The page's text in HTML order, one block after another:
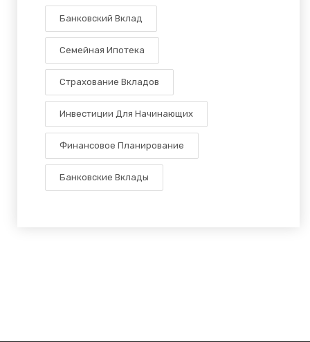
Банковский Вклад
Семейная Ипотека
Страхование Вкладов
Инвестиции Для Начинающих
Финансовое Планирование
Банковские Вклады